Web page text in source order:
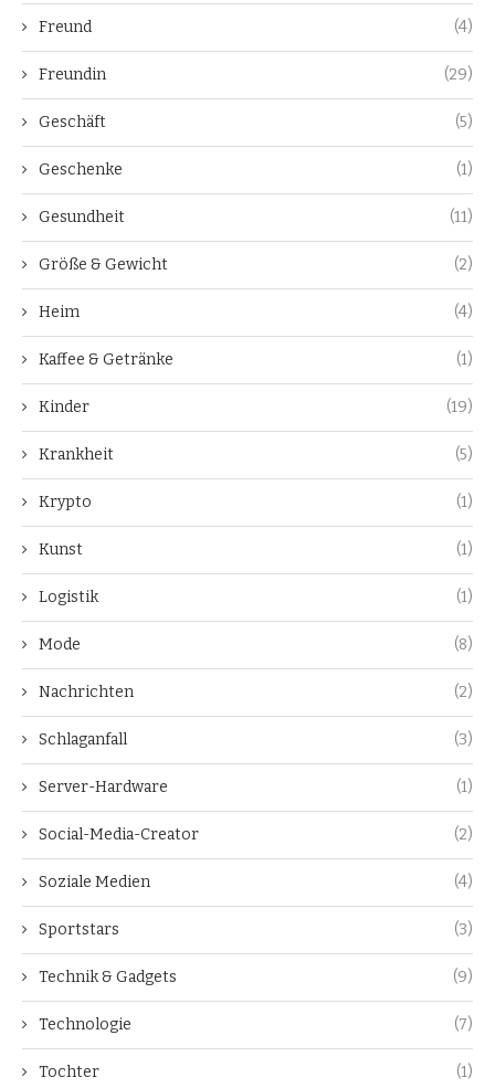
Freund (4)
Freundin (29)
Geschäft (5)
Geschenke (1)
Gesundheit (11)
Größe & Gewicht (2)
Heim (4)
Kaffee & Getränke (1)
Kinder (19)
Krankheit (5)
Krypto (1)
Kunst (1)
Logistik (1)
Mode (8)
Nachrichten (2)
Schlaganfall (3)
Server-Hardware (1)
Social-Media-Creator (2)
Soziale Medien (4)
Sportstars (3)
Technik & Gadgets (9)
Technologie (7)
Tochter (1)